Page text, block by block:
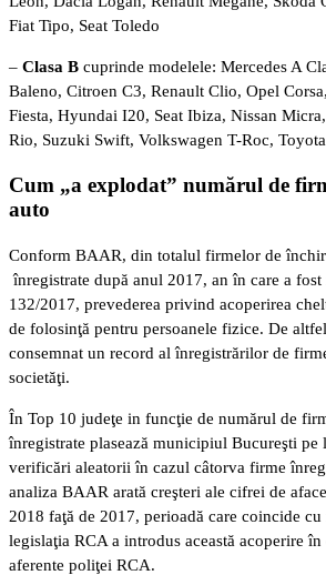
Fiat Tipo, Seat Toledo
– Clasa B cuprinde modelele: Mercedes A
Baleno, Citroen C3, Renault Clio, Opel
Fiesta, Hyundai I20, Seat Ibiza, Nissan
Rio, Suzuki Swift, Volkswagen T-Roc,
Cum „a explodat” numărul de
auto
Conform BAAR, din totalul firmelor de
înregistrate după anul 2017, an în care a
132/2017, prevederea privind acoperirea
de folosinţă pentru persoanele fizice. De
consemnat un record al înregistrărilor de
societăţi.
În Top 10 judeţe in funcţie de numărul de
înregistrate plasează municipiul Bucureşti
verificări aleatorii în cazul câtorva firme
analiza BAAR arată creşteri ale cifrei de
2018 faţă de 2017, perioadă care coincide
legislaţia RCA a introdus această acoperire
aferente poliţei RCA.